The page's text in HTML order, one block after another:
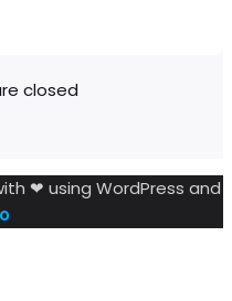
closed
❤ using WordPress and